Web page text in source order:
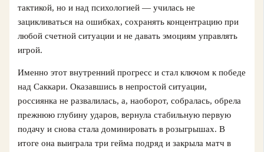
тактикой, но и над психологией — училась не
зацикливаться на ошибках, сохранять концентрацию при
любой счетной ситуации и не давать эмоциям управлять
игрой.
Именно этот внутренний прогресс и стал ключом к победе
над Саккари. Оказавшись в непростой ситуации,
россиянка не развалилась, а, наоборот, собралась, обрела
прежнюю глубину ударов, вернула стабильную первую
подачу и снова стала доминировать в розыгрышах. В
итоге она выиграла три гейма подряд и закрыла матч в